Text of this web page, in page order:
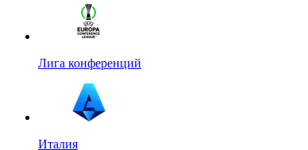
Лига конференций
Италия